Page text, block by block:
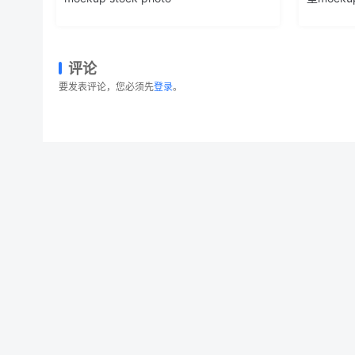
评论
要发表评论，您必须先登录。